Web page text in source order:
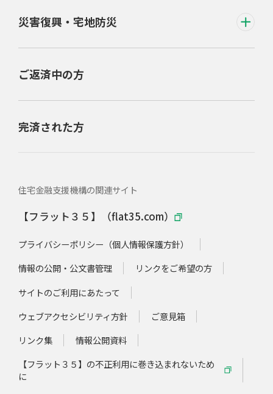
災害復興・宅地防災
ご返済中の方
完済された方
住宅金融支援機構の関連サイト
【フラット３５】（flat35.com）
プライバシーポリシー（個人情報保護方針）
情報の公開・公文書管理
リンクをご希望の方
サイトのご利用にあたって
ウェブアクセシビリティ方針
ご意見箱
リンク集
情報公開資料
【フラット３５】の不正利用に巻き込まれないため
に